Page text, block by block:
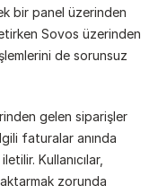
bir panel üzerinden
Sovos üzerinden
de sorunsuz
gelen siparişler
faturalar anında
Kullanıcılar,
zorunda